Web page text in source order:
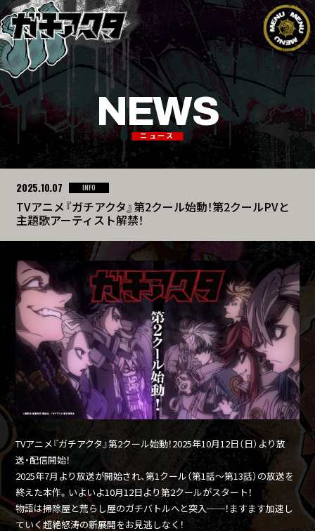
NEWS
ニュース
2025.10.07 INFO
TVアニメ『ガチアクタ』第2クール始動！第2クールPVと
主題歌アーティスト解禁！
TVアニメ『ガチアクタ』第2クール始動！2025年10月12日（日）より放
送・配信開始！
2025年7月より放送が開始され、第1クール（第1話～第13話）の放送を
終えた本作。いよいよ10月12日より第2クールがスタート！
物語は掃除屋と荒らし屋のガチバトルへと突入──！ますます加速し
ていく超絶怒涛の新展開をお見逃しなく！